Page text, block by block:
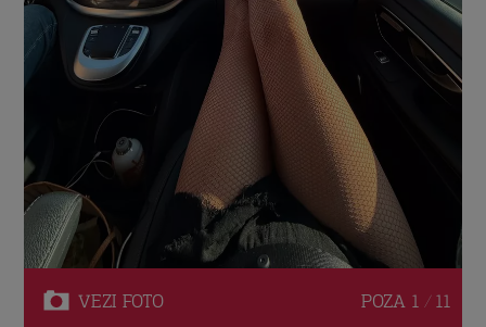
VEZI FOTO POZA 1 / 11